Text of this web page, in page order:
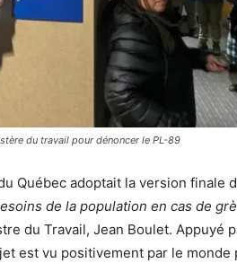
du travail pour dénoncer le PL-89
Québec adoptait la version finale
de la population en cas de
du Travail, Jean Boulet. Appuyé
est vu positivement par le monde